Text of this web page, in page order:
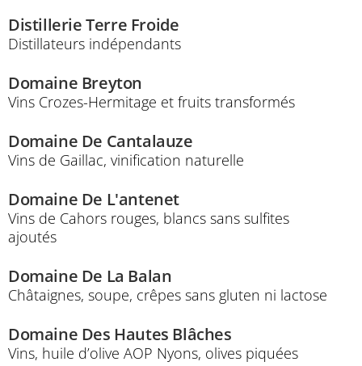
Distillerie Terre Froide
Distillateurs indépendants
Domaine Breyton
Vins Crozes-Hermitage et fruits transformés
Domaine De Cantalauze
Vins de Gaillac, vinification naturelle
Domaine De L'antenet
Vins de Cahors rouges, blancs sans sulfites
ajoutés
Domaine De La Balan
Châtaignes, soupe, crêpes sans gluten ni lactose
Domaine Des Hautes Blâches
Vins, huile d’olive AOP Nyons, olives piquées